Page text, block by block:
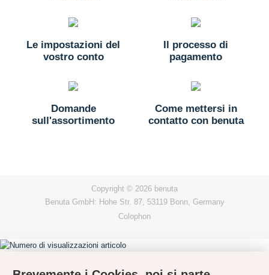
Le impostazioni del
vostro conto
Il processo di
pagamento
Domande
sull'assortimento
Come mettersi in
contatto con benuta
Copyright © 2026 benuta
Benuta GmbH: Hohe Str. 87, 53119 Bonn, Germany
Colophon